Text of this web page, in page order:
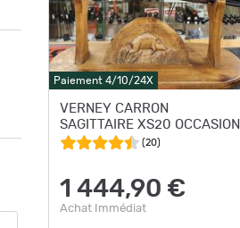
Paiement 4/10/24X
VERNEY CARRON
SAGITTAIRE XS20 OCCASION
(20)
1 444,90 €
Achat Immédiat